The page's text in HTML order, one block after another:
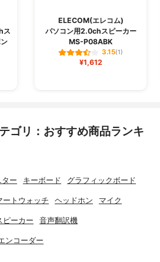
ス
ELECOM(エレコム)
パソコン用2.0chスピーカー
MS-P08ABK
3.15(1)
¥1,612
ゴリ：おすすめ商品ランキ
ター キーボード グラフィックボード
ートウォッチ ヘッドホン マイク
ピーカー 音声翻訳機
ンコーダー